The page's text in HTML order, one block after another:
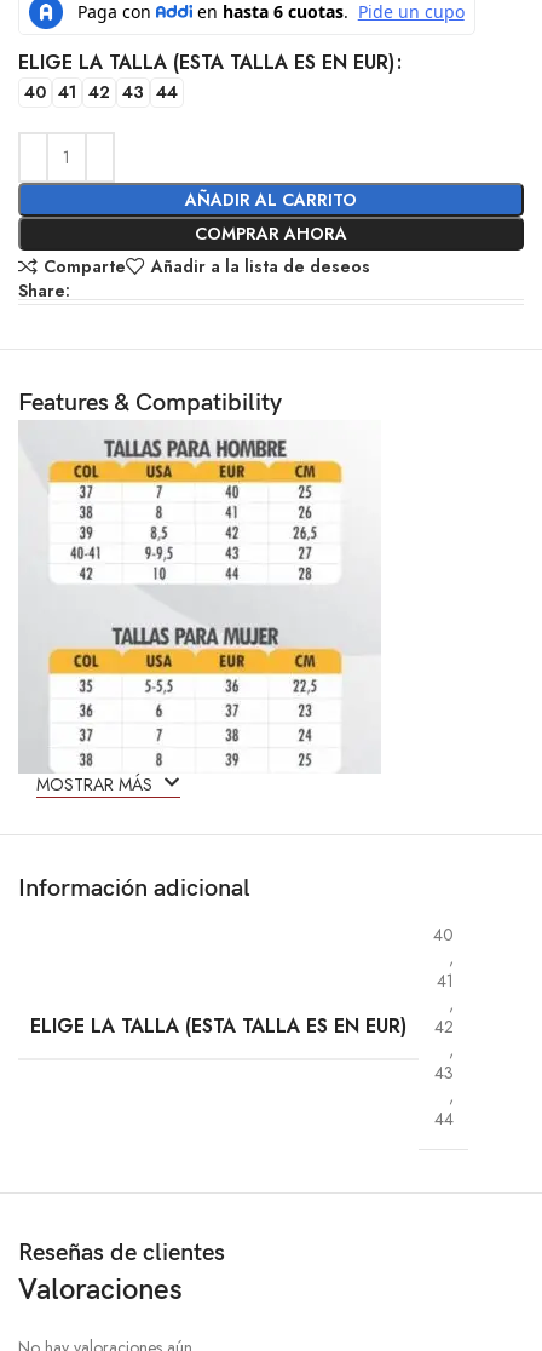
ELIGE LA TALLA (ESTA TALLA ES EN EUR)
40 41 42 43 44
AÑADIR AL CARRITO
COMPRAR AHORA
Comparte
Añadir a la lista de deseos
Share:
Features & Compatibility
MOSTRAR MÁS
Información adicional
ELIGE LA TALLA (ESTA TALLA ES EN EUR)
40
,
41
,
42
,
43
,
44
Reseñas de clientes
Valoraciones